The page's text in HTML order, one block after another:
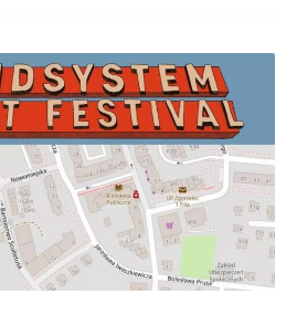
dane w tej przeglądarce podczas
komentarzy.